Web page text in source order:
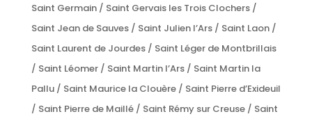
Saint Germain / Saint Gervais les Trois Clochers /
Saint Jean de Sauves / Saint Julien l’Ars / Saint Laon /
Saint Laurent de Jourdes / Saint Léger de Montbrillais
/ Saint Léomer / Saint Martin l’Ars / Saint Martin la
Pallu / Saint Maurice la Clouère / Saint Pierre d’Exideuil
/ Saint Pierre de Maillé / Saint Rémy sur Creuse / Saint